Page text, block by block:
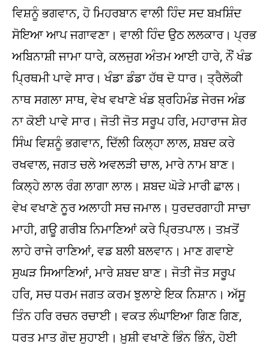
ਵਿਸ਼ਨੂੰ ਭਗਵਾਨ, ਹੋ ਮਿਹਰਬਾਨ ਵਾਲੀ ਹਿੰਦ ਸਦ ਬਖ਼ਸ਼ਿੰਦ
ਸੋਇਆ ਆਪ ਜਗਾਵਣਾ। ਵਾਲੀ ਹਿੰਦ ਉਠ ਲਲਕਾਰ। ਪ੍ਰਭ
ਅਬਿਨਾਸ਼ੀ ਜਾਮਾ ਧਾਰੇ, ਕਲਜੁਗ ਅੰਤਮ ਆਈ ਹਾਰੇ, ਨੌਂ ਖੰਡ
ਪ੍ਰਿਥਮੀ ਪਾਵੇ ਸਾਰ। ਖੰਡਾ ਡੰਡਾ ਹੱਥ ਦੋ ਧਾਰ। ਤ੍ਰੈਲੋਕੀ
ਨਾਥ ਸਗਲਾ ਸਾਥ, ਵੇਖ ਵਖਾਣੇ ਖੰਡ ਬ੍ਰਹਿਮੰਡ ਜੇਰਜ ਅੰਡ
ਨਾ ਕੋਈ ਪਾਵੇ ਸਾਰ। ਜੋਤੀ ਜੋਤ ਸਰੂਪ ਹਰਿ, ਮਹਾਰਾਜ ਸ਼ੇਰ
ਸਿੰਘ ਵਿਸ਼ਨੂੰ ਭਗਵਾਨ, ਦਿੱਲੀ ਕਿਲ੍ਹਾ ਲਾਲ, ਸ਼ਬਦ ਕਰੇ
ਰਖਵਾਲ, ਜਗਤ ਚਲੇ ਅਵਲੜੀ ਚਾਲ, ਮਾਰੇ ਨਾਮ ਬਾਣ।
ਕਿਲ੍ਹੇ ਲਾਲ ਰੰਗ ਲਾਗਾ ਲਾਲ। ਸ਼ਬਦ ਘੋੜੇ ਮਾਰੀ ਛਾਲ।
ਵੇਖ ਵਖਾਣੇ ਨੂਰ ਅਲਾਹੀ ਸਚ ਜਮਾਲ। ਧੁਰਦਰਗਾਹੀ ਸਾਚਾ
ਮਾਹੀ, ਗਊ ਗਰੀਬ ਨਿਮਾਣਿਆਂ ਕਰੇ ਪ੍ਰਿਤਪਾਲ। ਤਖ਼ਤੋਂ
ਲਾਹੇ ਰਾਜੇ ਰਾਣਿਆਂ, ਵਡ ਬਲੀ ਬਲਵਾਨ। ਮਾਣ ਗਵਾਏ
ਸੁਘੜ ਸਿਆਣਿਆਂ, ਮਾਰੇ ਸ਼ਬਦ ਬਾਣ। ਜੋਤੀ ਜੋਤ ਸਰੂਪ
ਹਰਿ, ਸਚ ਧਰਮ ਜਗਤ ਕਰਮ ਝੁਲਾਏ ਇਕ ਨਿਸ਼ਾਨ। ਅੱਸੂ
ਤਿੰਨ ਹਰਿ ਰਚਨ ਰਚਾਈ। ਵਕਤ ਲੰਘਾਇਆ ਗਿਣ ਗਿਣ,
ਧਰਤ ਮਾਤ ਗੋਦ ਸੁਹਾਈ। ਖ਼ੁਸ਼ੀ ਵਖਾਣੇ ਭਿੰਨ ਭਿੰਨ, ਹੋਈ